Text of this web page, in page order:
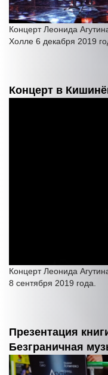
Концерт Леонида
Холле 6 декабря 2019
Концерт в
Концерт Леонида
8 сентября 2019 года.
Презентация
Безграничная